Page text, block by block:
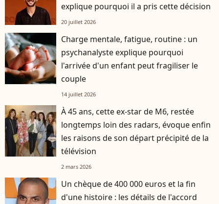
explique pourquoi il a pris cette décision
20 juillet 2026
Charge mentale, fatigue, routine : un
psychanalyste explique pourquoi
l'arrivée d'un enfant peut fragiliser le
couple
14 juillet 2026
À 45 ans, cette ex-star de M6, restée
longtemps loin des radars, évoque enfin
les raisons de son départ précipité de la
télévision
2 mars 2026
Un chèque de 400 000 euros et la fin
d'une histoire : les détails de l'accord